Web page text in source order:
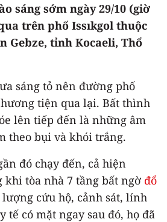
sáng sớm ngày 29/10 (giờ
trên phố Issıkgol thuộc
Gebze, tỉnh Kocaeli, Thổ
sáng tỏ nên đường phố
tiện qua lại. Bất thình
lên tiếp đến là những âm
theo bụi và khói trắng.
đó chạy đến, cả hiện
tòa nhà 7 tầng bất ngờ đổ
cứu hộ, cảnh sát, lính
tế có mặt ngay sau đó, họ đã